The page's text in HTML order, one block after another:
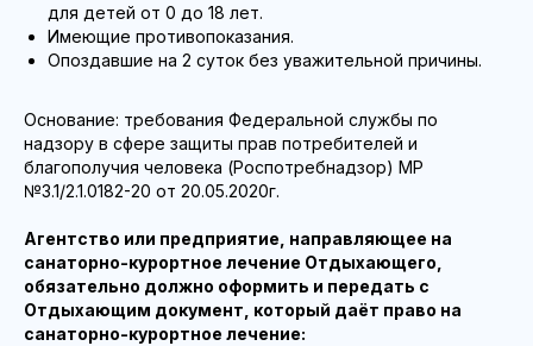
для детей от 0 до 18 лет.
Имеющие противопоказания.
Опоздавшие на 2 суток без уважительной причины.
Основание: требования Федеральной службы по
надзору в сфере защиты прав потребителей и
благополучия человека (Роспотребнадзор) МР
№3.1/2.1.0182-20 от 20.05.2020г.
Агентство или предприятие, направляющее на
санаторно-курортное лечение Отдыхающего,
обязательно должно оформить и передать с
Отдыхающим документ, который даёт право на
санаторно-курортное лечение: